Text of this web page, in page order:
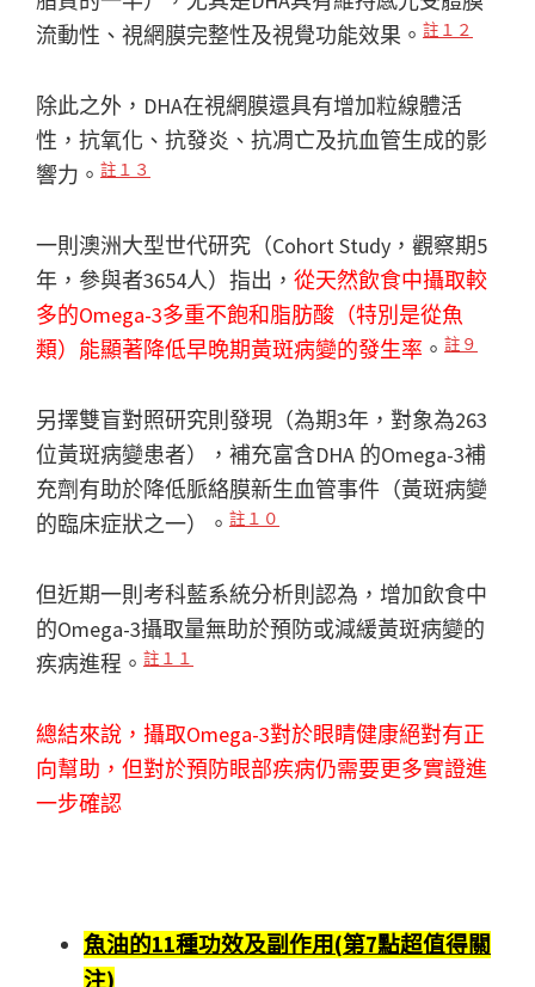
流動性、視網膜完整性及視覺功能效果。 註１２
除此之外，DHA在視網膜還具有增加粒線體活
性，抗氧化、抗發炎、抗凋亡及抗血管生成的影
響力。 註１３
一則澳洲大型世代研究（Cohort Study，觀察期5
年，參與者3654人）指出， 從天然飲食中攝取較
多的Omega-3多重不飽和脂肪酸（特別是從魚
類）能顯著降低早晚期黃斑病變的發生率 。 註９
另擇雙盲對照研究則發現（為期3年，對象為263
位黃斑病變患者），補充富含DHA 的Omega-3補
充劑有助於降低脈絡膜新生血管事件（黃斑病變
的臨床症狀之一）。 註１０
但近期一則考科藍系統分析則認為，增加飲食中
的Omega-3攝取量無助於預防或減緩黃斑病變的
疾病進程。 註１１
總結來說，攝取Omega-3對於眼睛健康絕對有正
向幫助，但對於預防眼部疾病仍需要更多實證進
一步確認
魚油的11種功效及副作用(第7點超值得關
注)